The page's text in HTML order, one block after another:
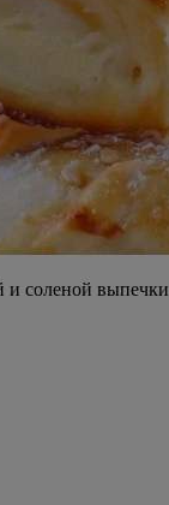
и соленой выпечки